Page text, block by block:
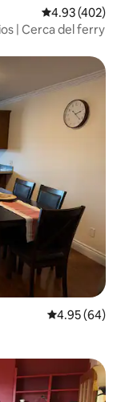
Calificación
4.93 (402)
| Cerca del ferry
Calificación
4.95 (64)